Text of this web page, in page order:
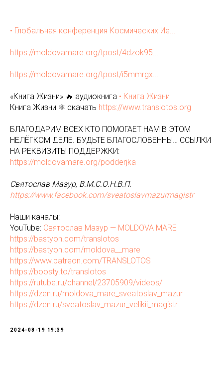
• Глобальная конференция Космических Ие...
https://moldovamare.org/tpost/4dzok95...
https://moldovamare.org/tpost/i5mmrgx...
«Книга Жизни» 🔥 аудиокнига • Книга Жизни
Книга Жизни ⚛️ скачать https://www.translotos.org
БЛАГОДАРИМ ВСЕХ КТО ПОМОГАЕТ НАМ В ЭТОМ
НЕЛЁГКОМ ДЕЛЕ. БУДЬТЕ БЛАГОСЛОВЕННЫ… ССЫЛКИ
НА РЕКВИЗИТЫ ПОДДЕРЖКИ:
https://moldovamare.org/podderjka
Святослав Мазур, В.М.С.О.Н.В.П.
https://www.facebook.com/sveatoslavmazurmagistr
Наши каналы:
YouTube: Святослав Мазур — MOLDOVA MARE
https://bastyon.com/translotos
https://bastyon.com/moldova__mare
https://www.patreon.com/TRANSLOTOS
https://boosty.to/translotos
https://rutube.ru/channel/23705909/videos/
https://dzen.ru/moldova_mare_sveatoslav_mazur
https://dzen.ru/sveatoslav_mazur_velikii_magistr
2024-08-19 19:39